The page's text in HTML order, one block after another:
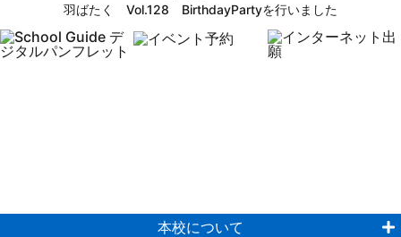
羽ばたく Vol.128 BirthdayPartyを行いました
本校について